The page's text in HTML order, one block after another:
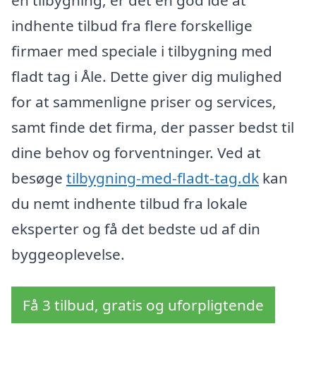
indhente tilbud fra flere forskellige
firmaer med speciale i tilbygning med
fladt tag i Åle. Dette giver dig mulighed
for at sammenligne priser og services,
samt finde det firma, der passer bedst til
dine behov og forventninger. Ved at
besøge tilbygning-med-fladt-tag.dk kan
du nemt indhente tilbud fra lokale
eksperter og få det bedste ud af din
byggeoplevelse.
Få 3 tilbud, gratis og uforpligtende